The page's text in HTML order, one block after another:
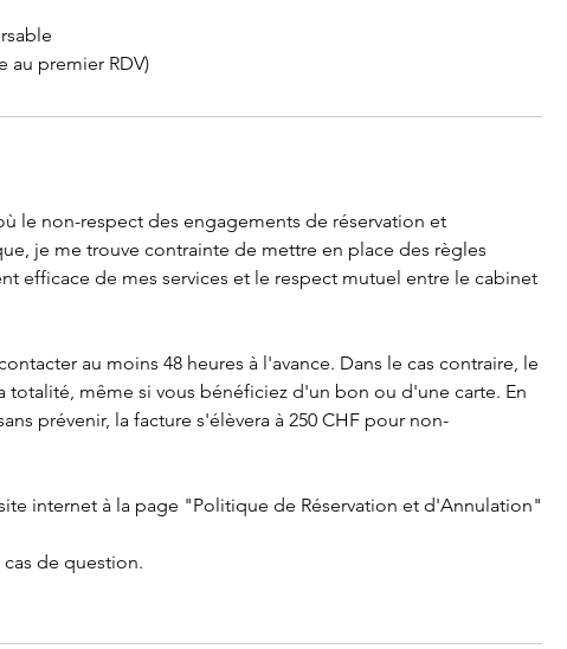
au premier RDV)
le non-respect des engagements de réservation et
je me trouve contrainte de mettre en place des règles
efficace de mes services et le respect mutuel entre le cabinet
au moins 48 heures à l'avance. Dans le cas contraire, le
totalité, même si vous bénéficiez d'un bon ou d'une carte. En
prévenir, la facture s'élèvera à 250 CHF pour non-
internet à la page "Politique de Réservation et d'Annulation"
de question.